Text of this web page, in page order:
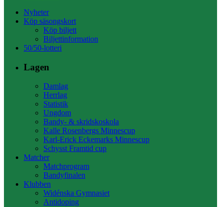
Nyheter
Köp säsongskort
Köp biljett
Biljettinformation
50/50-lotteri
Lagen
Damlag
Herrlag
Statistik
Ungdom
Bandy- & skridskoskola
Kalle Rosenbergs Minnescup
Karl-Erick Eckemarks Minnescup
Schysst Framtid cup
Matcher
Matchprogram
Bandyfinalen
Klubben
Widénska Gymnasiet
Antidoping